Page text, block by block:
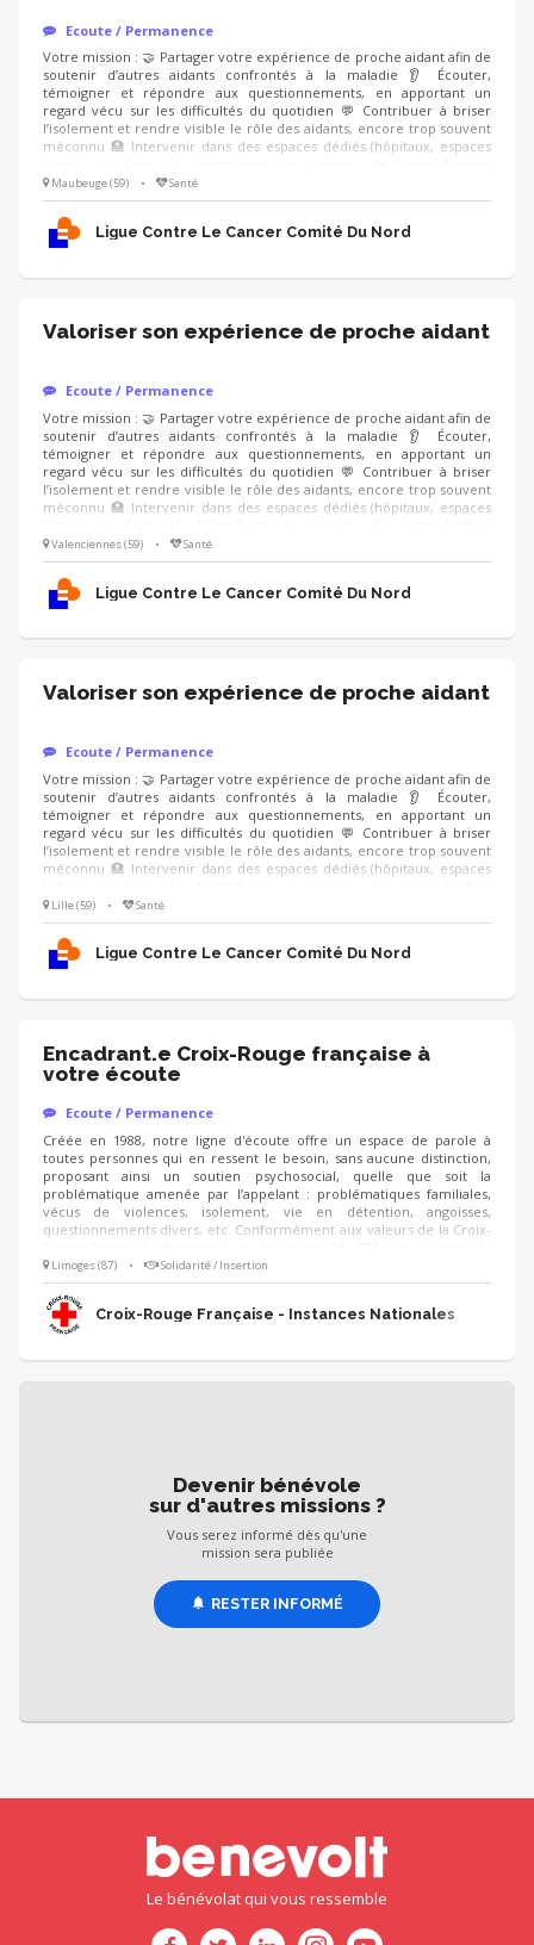
Ecoute / Permanence
Votre mission : 🤝 Partager votre expérience de proche aidant afin de
soutenir d’autres aidants confrontés à la maladie 👂 Écouter,
témoigner et répondre aux questionnements, en apportant un
regard vécu sur les difficultés du quotidien 💬 Contribuer à briser
l’isolement et rendre visible le rôle des aidants, encore trop souvent
méconnu 🏥 Intervenir dans des espaces dédiés (hôpitaux, espaces
(professionnels de santé, entreprises), en étant accompagné.e par un
modérateur formé Compétences : ❤️ Écoute bienveillante et
empathie 🗝️ Capacité à prendre du recul sur son vécu 🤐 Respect du
cadre et de la confidentialité
Maubeuge (59) • Santé
Ligue Contre Le Cancer Comité Du Nord
Valoriser son expérience de proche aidant
Ecoute / Permanence
Votre mission : 🤝 Partager votre expérience de proche aidant afin de
soutenir d’autres aidants confrontés à la maladie 👂 Écouter,
témoigner et répondre aux questionnements, en apportant un
regard vécu sur les difficultés du quotidien 💬 Contribuer à briser
l’isolement et rendre visible le rôle des aidants, encore trop souvent
méconnu 🏥 Intervenir dans des espaces dédiés (hôpitaux, espaces
(professionnels de santé, entreprises), en étant accompagné.e par un
modérateur formé Compétences : ❤️ Écoute bienveillante et
empathie 🗝️ Capacité à prendre du recul sur son vécu 🤐 Respect du
cadre et de la confidentialité
Valenciennes (59) • Santé
Ligue Contre Le Cancer Comité Du Nord
Valoriser son expérience de proche aidant
Ecoute / Permanence
Votre mission : 🤝 Partager votre expérience de proche aidant afin de
soutenir d’autres aidants confrontés à la maladie 👂 Écouter,
témoigner et répondre aux questionnements, en apportant un
regard vécu sur les difficultés du quotidien 💬 Contribuer à briser
l’isolement et rendre visible le rôle des aidants, encore trop souvent
méconnu 🏥 Intervenir dans des espaces dédiés (hôpitaux, espaces
(professionnels de santé, entreprises), en étant accompagné.e par un
modérateur formé Compétences : ❤️ Écoute bienveillante et
empathie 🗝️ Capacité à prendre du recul sur son vécu 🤐 Respect du
cadre et de la confidentialité
Lille (59) • Santé
Ligue Contre Le Cancer Comité Du Nord
Encadrant.e Croix-Rouge française à
votre écoute
Ecoute / Permanence
Créée en 1988, notre ligne d'écoute offre un espace de parole à
toutes personnes qui en ressent le besoin, sans aucune distinction,
proposant ainsi un soutien psychosocial, quelle que soit la
problématique amenée par l’appelant : problématiques familiales,
vécus de violences, isolement, vie en détention, angoisses,
questionnements divers, etc. Conformément aux valeurs de la Croix-
parole de toutes les personnes issues de la population générale mais
aussi tous les détenus incarcérés en France. Dans ce cadre, les
bénévoles écoutent en moyenne 140 000 appels par an dont ⅓
proviennent de personnes placées sous main de justice.
Limoges (87) • Solidarité / Insertion
Croix-Rouge Française - Instances Nationales
Devenir bénévole
sur d'autres missions ?
Vous serez informé dès qu'une
mission sera publiée
RESTER INFORMÉ
Le bénévolat qui vous ressemble